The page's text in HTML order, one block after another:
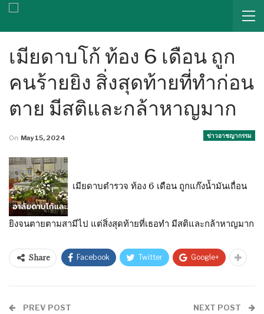
เมียดาบโก้ ท้อง 6 เดือน ถูก
คนร้ายยิง สิ่งสุดท้ายที่ทำก่อน
ตาย มีสติและกล้าหาญมาก
ข่าวอาชญากรรม
On May 15, 2024
เมียดาบตำรวจ ท้อง 6 เดือน ถูกแก๊งน้ำมันเถื่อน
ยิงจนตายตามสามีไป แต่สิ่งสุดท้ายที่เธอทำ มีสติและกล้าหาญมาก
Share Facebook Twitter Google+
PREV POST NEXT POST